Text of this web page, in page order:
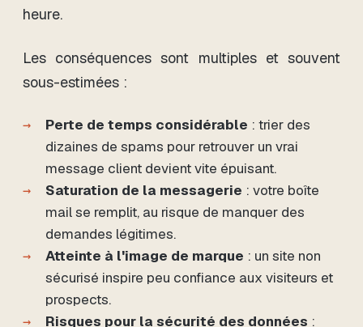
heure.
Les conséquences sont multiples et souvent
sous-estimées :
Perte de temps considérable : trier des
dizaines de spams pour retrouver un vrai
message client devient vite épuisant.
Saturation de la messagerie : votre boîte
mail se remplit, au risque de manquer des
demandes légitimes.
Atteinte à l'image de marque : un site non
sécurisé inspire peu confiance aux visiteurs et
prospects.
Risques pour la sécurité des données :